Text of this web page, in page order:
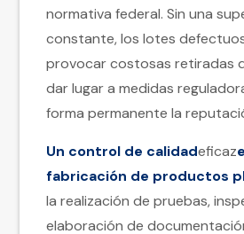
normativa federal. Sin una
constante, los lotes
provocar costosas retiradas
dar lugar a medidas
forma permanente la
Un control de calidadeficaz
fabricación de productos
la realización de pruebas,
elaboración de